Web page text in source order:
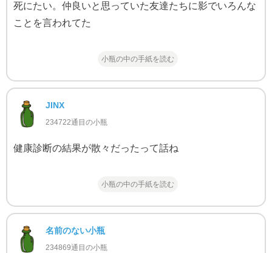
死にたい。仲良いと思っていた友達たちに影でいろんな
ことを言われてた
小瓶の中の手紙を読む
JINX
234722通目の小瓶
健康診断の結果が散々だったって話ね
小瓶の中の手紙を読む
名前のない小瓶
234869通目の小瓶